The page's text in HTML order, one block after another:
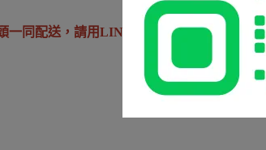
一同配送，請用LIN@與我們聯絡，一同出貨